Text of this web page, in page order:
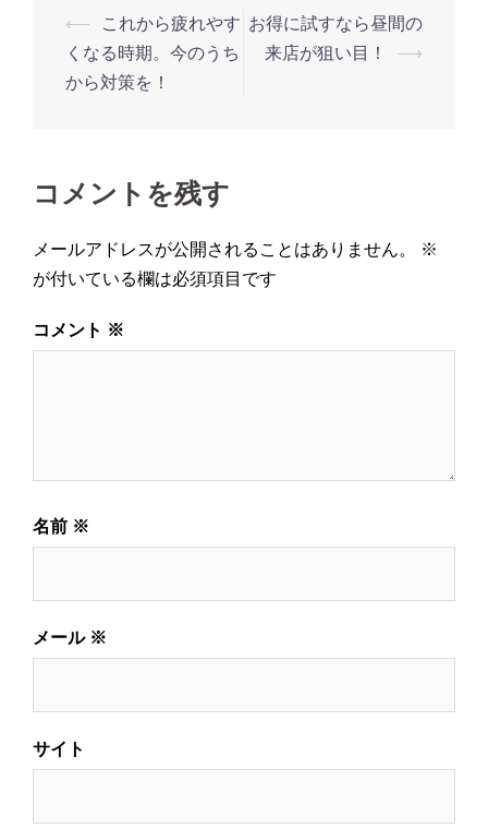
投
稿
ナ
ー
ョ
ン
⟵
これから疲れやす
くなる時期。今のうち
から対策を！
お得に試すなら昼間の
来店が狙い目！
⟶
コメントを残す
メールアドレスが公開されることはありません。
※
が付いている欄は必須項目です
コメント ※
名前 ※
メール ※
サイト